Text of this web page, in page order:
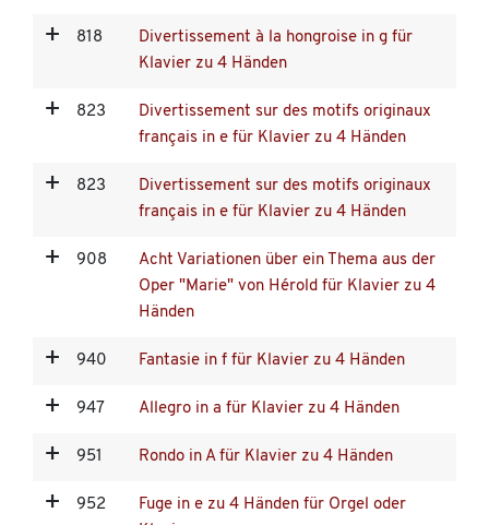
818
Divertissement à la hongroise in g für
Klavier zu 4 Händen
823
Divertissement sur des motifs originaux
français in e für Klavier zu 4 Händen
823
Divertissement sur des motifs originaux
français in e für Klavier zu 4 Händen
908
Acht Variationen über ein Thema aus der
Oper "Marie" von Hérold für Klavier zu 4
Händen
940 Fantasie in f für Klavier zu 4 Händen
947 Allegro in a für Klavier zu 4 Händen
951 Rondo in A für Klavier zu 4 Händen
952
Fuge in e zu 4 Händen für Orgel oder